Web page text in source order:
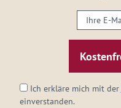
Ihre
E-
Mail-
Adresse:
Ich erkläre mich mit der
einverstanden.